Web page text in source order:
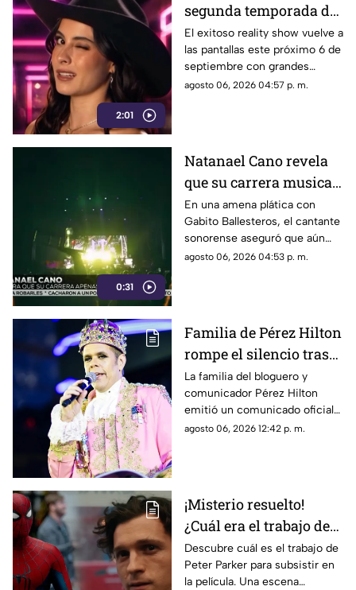
2:01
segunda temporada de
La Granja VIP en
Azteca Uno?
El exitoso reality show vuelve a
las pantallas este próximo 6 de
septiembre con grandes
celebridades y condiciones
agosto 06, 2026 04:57 p. m.
0:31
Natanael Cano revela
que su carrera musical
apenas está
empezando
En una amena plática con
Gabito Ballesteros, el cantante
sonorense aseguró que aún
tiene un largo camino por
agosto 06, 2026 04:53 p. m.
Familia de Pérez Hilton
rompe el silencio tras
incidente en vivo
La familia del bloguero y
comunicador Pérez Hilton
emitió un comunicado oficial
para agradecer las muestras de
agosto 06, 2026 12:42 p. m.
¡Misterio resuelto!
¿Cuál era el trabajo de
Peter Parker en Spider-
man: Brand New Day?
Descubre cuál es el trabajo de
Peter Parker para subsistir en
la película. Una escena